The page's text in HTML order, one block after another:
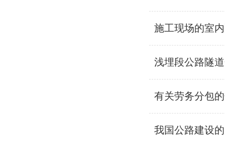
施工现场的室
浅埋段公路隧
有关劳务分包
我国公路建设